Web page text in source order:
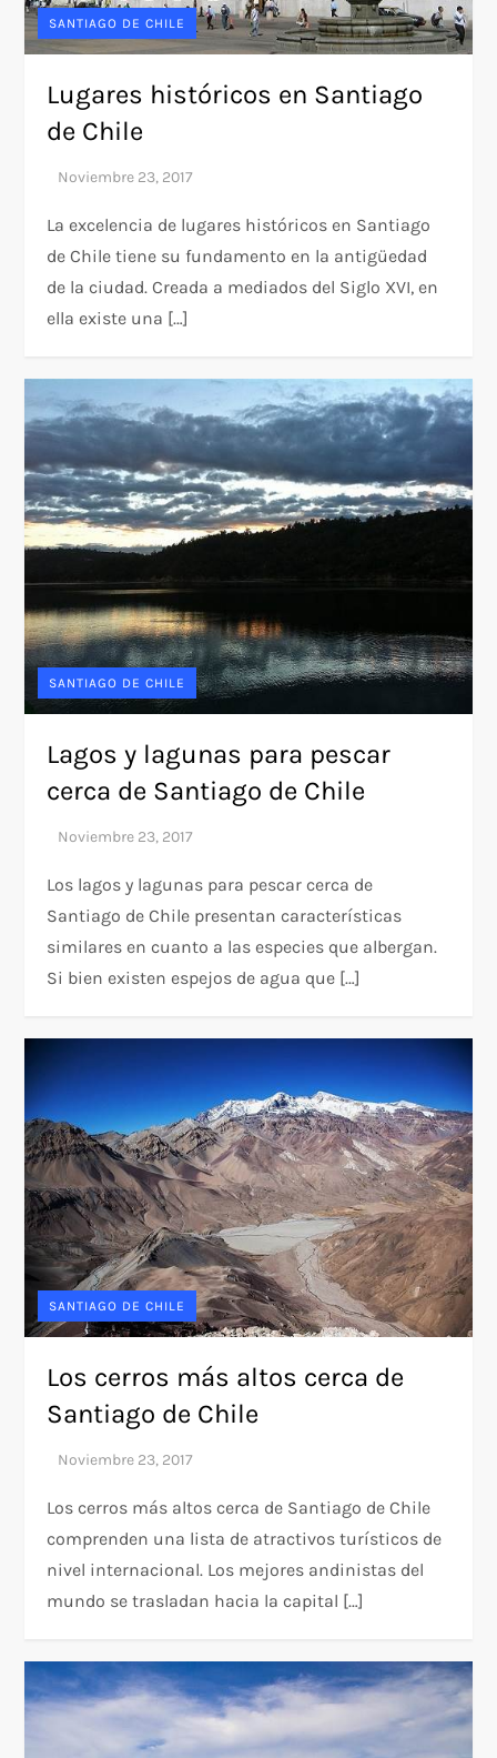
SANTIAGO DE CHILE
Lugares históricos en Santiago
de Chile
La excelencia de lugares históricos en Santiago
de Chile tiene su fundamento en la antigüedad
de la ciudad. Creada a mediados del Siglo XVI, en
ella existe una […]
SANTIAGO DE CHILE
Lagos y lagunas para pescar
cerca de Santiago de Chile
Los lagos y lagunas para pescar cerca de
Santiago de Chile presentan características
similares en cuanto a las especies que albergan.
Si bien existen espejos de agua que […]
SANTIAGO DE CHILE
Los cerros más altos cerca de
Santiago de Chile
Los cerros más altos cerca de Santiago de Chile
comprenden una lista de atractivos turísticos de
nivel internacional. Los mejores andinistas del
mundo se trasladan hacia la capital […]